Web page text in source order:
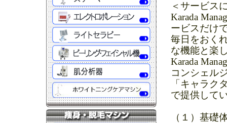
＜サービス
Karada
ービスだけ
毎日をおく
な機能と楽
Karada
コンシェル
「キャラク
で提供して
（１）基礎